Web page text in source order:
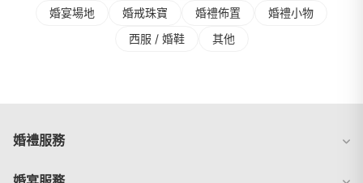
婚宴場地
婚戒珠寶 婚禮佈置
婚禮⼩物
⻄服 / 婚鞋
其他
婚禮服務